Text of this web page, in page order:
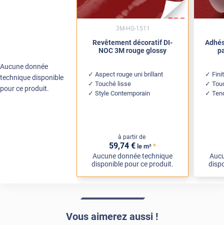
Aucune donnée
technique disponible
pour ce produit.
Revêtement décoratif DI-
NOC 3M rouge glossy
Aspect rouge uni brillant
Touché lisse
Style Contemporain
à partir de
59,74 € le m² *
Aucune donnée technique
disponible pour ce produit.
3M-HG-1511
Vous aimerez aussi !